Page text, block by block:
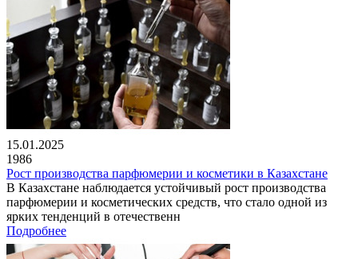
15.01.2025
1986
Рост производства парфюмерии и косметики в Казахстане
В Казахстане наблюдается устойчивый рост производства
парфюмерии и косметических средств, что стало одной из
ярких тенденций в отечественн
Подробнее